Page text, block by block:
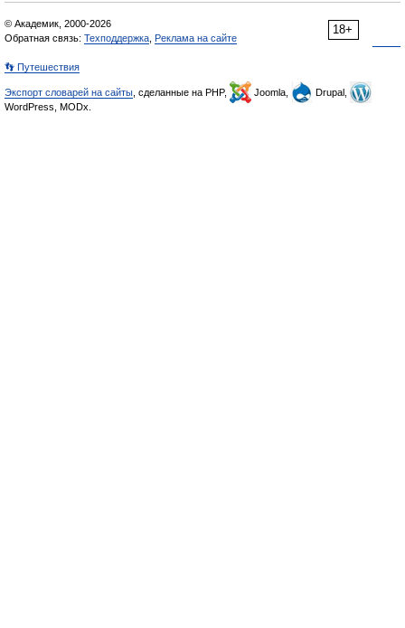
18+
© Академик, 2000-2026
Обратная связь: Техподдержка Реклама на сайте
👣 Путешествия
Экспорт словарей на сайты , сделанные на PHP, Joomla,
Drupal,
WordPress, MODx.